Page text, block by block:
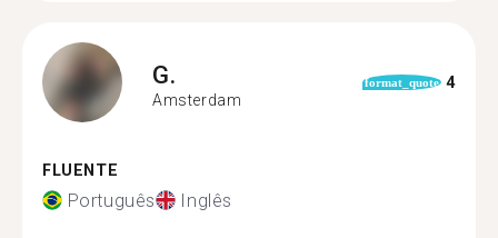
G.
Amsterdam
format_quote 4
FLUENTE
Português Inglês